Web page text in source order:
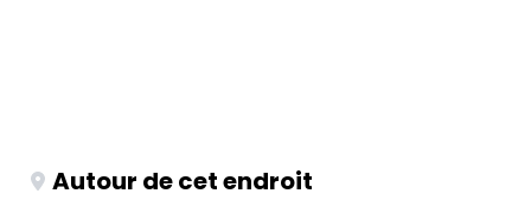
Autour de cet endroit